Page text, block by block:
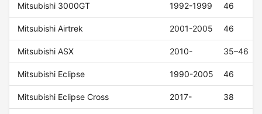
Mitsubishi 3000GT 1992-1999 46
Mitsubishi Airtrek 2001-2005 46
Mitsubishi ASX 2010- 35–46
Mitsubishi Eclipse 1990-2005 46
Mitsubishi Eclipse Cross 2017- 38